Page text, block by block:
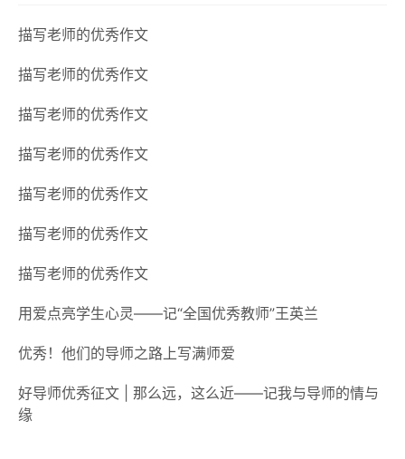
描写老师的优秀作文
描写老师的优秀作文
描写老师的优秀作文
描写老师的优秀作文
描写老师的优秀作文
描写老师的优秀作文
描写老师的优秀作文
用爱点亮学生心灵——记“全国优秀教师”王英兰
优秀！他们的导师之路上写满师爱
好导师优秀征文 | 那么远，这么近——记我与导师的情与
缘